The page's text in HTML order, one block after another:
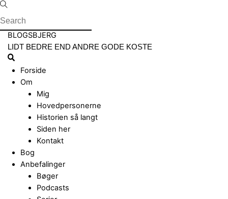
Skip
to
content
Menu
BLOGSBJERG
LIDT BEDRE END ANDRE GODE KOSTE
Search
Forside
Om
Mig
Hovedpersonerne
Historien så langt
Siden her
Kontakt
Bog
Anbefalinger
Bøger
Podcasts